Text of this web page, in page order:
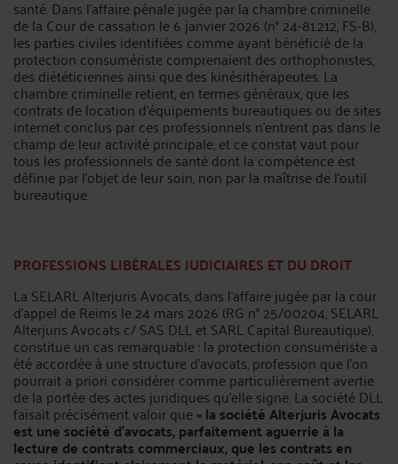
santé. Dans l’affaire pénale jugée par la chambre criminelle
de la Cour de cassation le 6 janvier 2026 (n° 24-81.212, FS-B),
les parties civiles identifiées comme ayant bénéficié de la
protection consumériste comprenaient des orthophonistes,
des diététiciennes ainsi que des kinésithérapeutes. La
chambre criminelle retient, en termes généraux, que les
contrats de location d’équipements bureautiques ou de sites
internet conclus par ces professionnels n’entrent pas dans le
champ de leur activité principale, et ce constat vaut pour
tous les professionnels de santé dont la compétence est
définie par l’objet de leur soin, non par la maîtrise de l’outil
bureautique.
PROFESSIONS LIBÉRALES JUDICIAIRES ET DU DROIT
La SELARL Alterjuris Avocats, dans l’affaire jugée par la cour
d’appel de Reims le 24 mars 2026 (RG n° 25/00204, SELARL
Alterjuris Avocats c/ SAS DLL et SARL Capital Bureautique),
constitue un cas remarquable : la protection consumériste a
été accordée à une structure d’avocats, profession que l’on
pourrait a priori considérer comme particulièrement avertie
de la portée des actes juridiques qu’elle signe. La société DLL
faisait précisément valoir que« la société Alterjuris Avocats
est une société d’avocats, parfaitement aguerrie à la
lecture de contrats commerciaux, que les contrats en